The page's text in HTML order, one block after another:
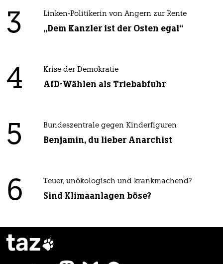
3 Linken-Politikerin von Angern zur Rente
„Dem Kanzler ist der Osten egal“
4 Krise der Demokratie
AfD-Wählen als Triebabfuhr
5 Bundeszentrale gegen Kinderfiguren
Benjamin, du lieber Anarchist
6 Teuer, unökologisch und krankmachend?
Sind Klimaanlagen böse?
taz